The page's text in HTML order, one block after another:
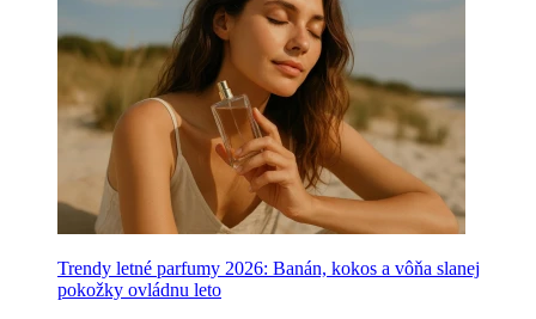
Trendy letné parfumy 2026: Banán, kokos a vôňa slanej
pokožky ovládnu leto